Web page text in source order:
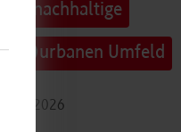
– nachhaltige
Umfeld